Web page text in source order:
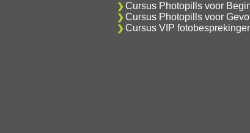
Cursus Photopills voor
Cursus Photopills voor
Cursus VIP